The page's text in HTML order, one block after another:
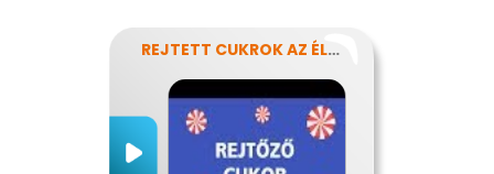
REJTETT CUKROK AZ ÉLELMISZEREINKBEN